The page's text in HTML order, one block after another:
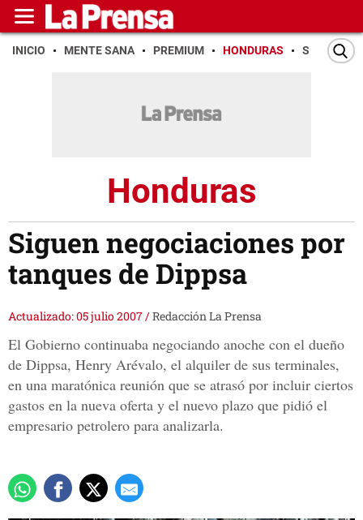
INICIO MENTE SANA PREMIUM HONDURAS SAN PEDRO
Honduras
Siguen negociaciones por
tanques de Dippsa
Actualizado: 05 julio 2007/Redacción La Prensa
El Gobierno continuaba negociando anoche con el dueño
de Dippsa, Henry Arévalo, el alquiler de sus terminales,
en una maratónica reunión que se atrasó por incluir ciertos
gastos en la nueva oferta y el nuevo plazo que pidió el
empresario petrolero para analizarla.